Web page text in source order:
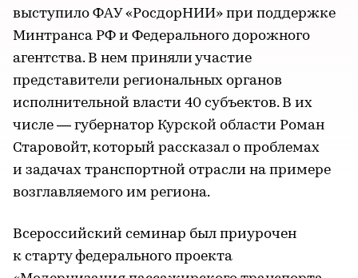
выступило ФАУ «РосдорНИИ» при поддержке
Минтранса РФ и Федерального дорожного
агентства. В нем приняли участие
представители региональных органов
исполнительной власти 40 субъектов. В их
числе — губернатор Курской области Роман
Старовойт, который рассказал о проблемах
и задачах транспортной отрасли на примере
возглавляемого им региона.
Всероссийский семинар был приурочен
к старту федерального проекта